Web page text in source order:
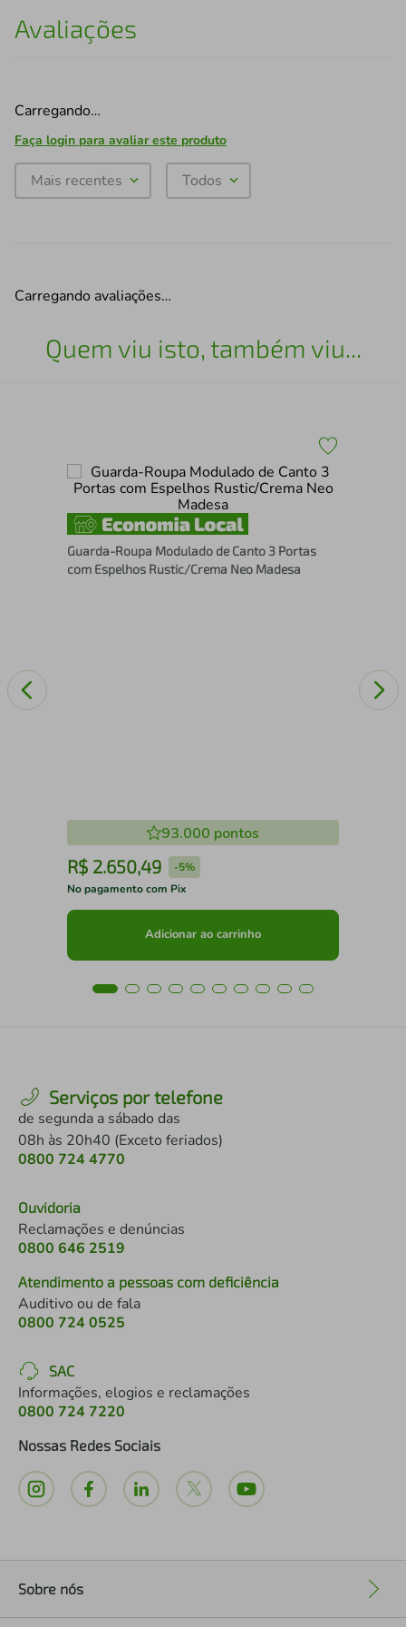
Avaliações
Carregando…
Faça login para avaliar este produto
Mais recentes Todos
Carregando avaliações…
Quem viu isto, também viu...
Guarda-Roupa Modulado de Canto 3 Portas
com Espelhos Rustic/Crema Neo Madesa
93.000 pontos
R$ 2.650,49 -5%
No pagamento com Pix
Adicionar ao carrinho
Serviços por telefone
de segunda a sábado das
08h às 20h40 (Exceto feriados)
0800 724 4770
Ouvidoria
Reclamações e denúncias
0800 646 2519
Atendimento a pessoas com deficiência
Auditivo ou de fala
0800 724 0525
SAC
Informações, elogios e reclamações
0800 724 7220
Nossas Redes Sociais
Sobre nós